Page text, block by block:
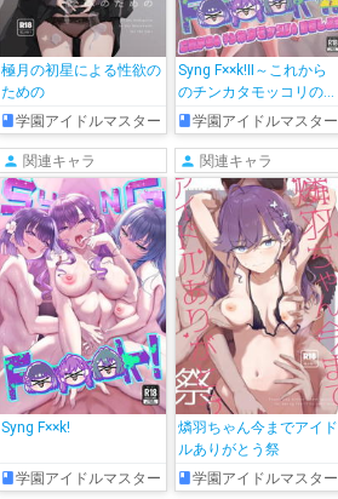
極月の初星による性欲の
ための
学園アイドルマスター
Syng F××k!II～これから
のチンカタモッコリの話
をしよう～
学園アイドルマスター
関連キャラ
Syng F××k!
学園アイドルマスター
関連キャラ
燐羽ちゃん今までアイド
ルありがとう祭
学園アイドルマスター